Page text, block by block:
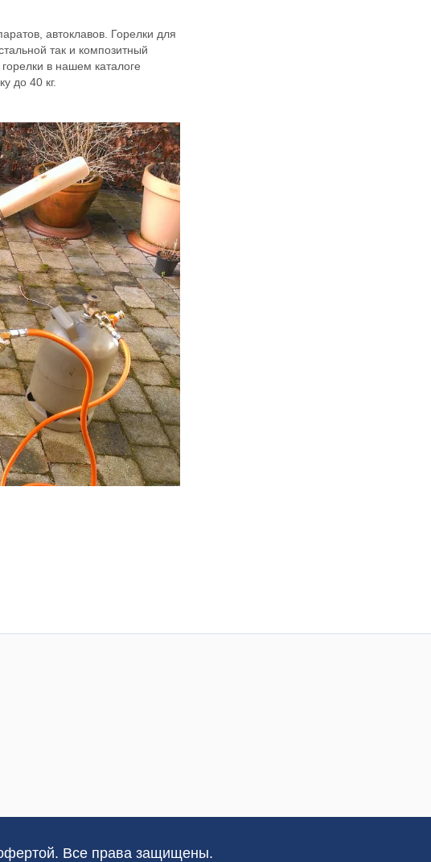
автоклавов. Горелки для
так и композитный
в нашем каталоге
до 40 кг.
Все права защищены.